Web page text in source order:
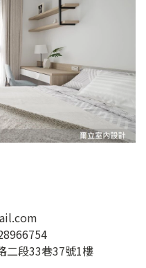
二段33巷37號1樓